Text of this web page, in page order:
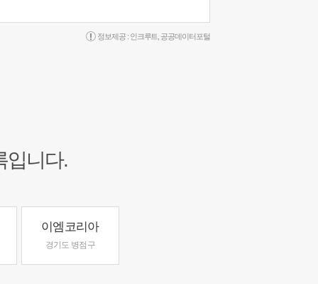
정보제공 : 인크루트 공공데이터포털
입니다.
이엠코리아
경기도 병점구